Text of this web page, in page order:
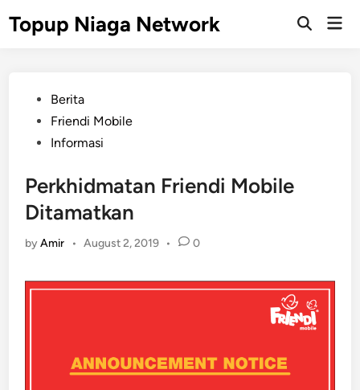
Topup Niaga Network
Open
PostedBerita
Friendi Mobile
Informasi
Perkhidmatan Friendi Mobile
Ditamatkan
byAmir • August 2, 2019 • 0